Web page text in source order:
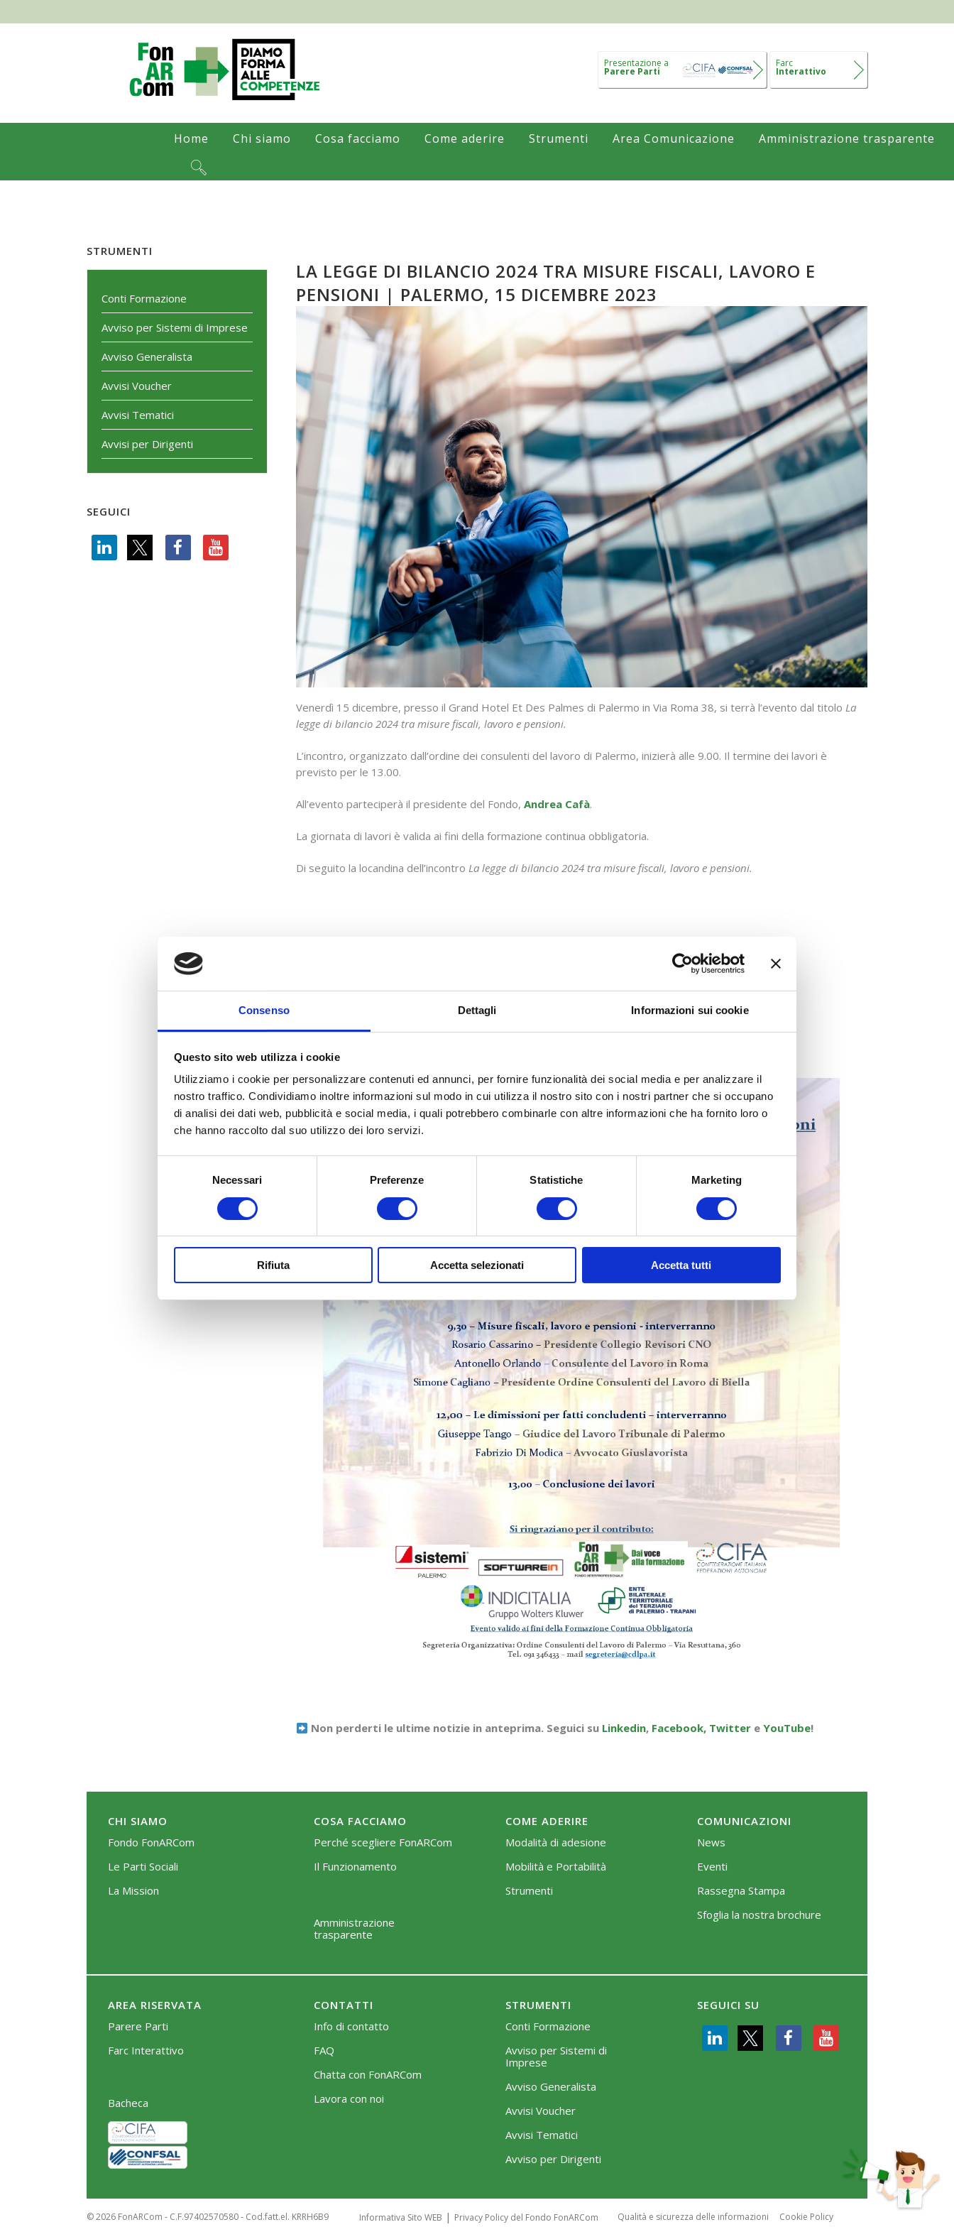
Consenso Dettagli Informazioni sui cookie
Questo sito web utilizza i cookie
Utilizziamo i cookie per personalizzare contenuti ed annunci, per fornire funzionalità dei social media e per analizzare il
nostro traffico. Condividiamo inoltre informazioni sul modo in cui utilizza il nostro sito con i nostri partner che si occupano
di analisi dei dati web, pubblicità e social media, i quali potrebbero combinarle con altre informazioni che ha fornito loro o
che hanno raccolto dal suo utilizzo dei loro servizi.
Necessari Preferenze Statistiche Marketing
Rifiuta Accetta selezionati Accetta tutti
Presentazione a
Parere Parti
Farc
Interattivo
Home Chi siamo Cosa facciamo Come aderire Strumenti Area Comunicazione Amministrazione trasparente
STRUMENTI
Conti Formazione
Avviso per Sistemi di Imprese
Avviso Generalista
Avvisi Voucher
Avvisi Tematici
Avvisi per Dirigenti
SEGUICI
LA LEGGE DI BILANCIO 2024 TRA MISURE FISCALI, LAVORO E
PENSIONI | PALERMO, 15 DICEMBRE 2023
Venerdì 15 dicembre, presso il Grand Hotel Et Des Palmes di Palermo in Via Roma 38, si terrà l’evento dal titolo La
legge di bilancio 2024 tra misure fiscali, lavoro e pensioni.
L’incontro, organizzato dall’ordine dei consulenti del lavoro di Palermo, inizierà alle 9.00. Il termine dei lavori è
previsto per le 13.00.
All’evento parteciperà il presidente del Fondo, Andrea Cafà.
La giornata di lavori è valida ai fini della formazione continua obbligatoria.
Di seguito la locandina dell’incontro La legge di bilancio 2024 tra misure fiscali, lavoro e pensioni.
Non perderti le ultime notizie in anteprima. Seguici su Linkedin, Facebook, Twitter eYouTube!
CHI SIAMO
Fondo FonARCom
Le Parti Sociali
La Mission
COSA FACCIAMO
Perché scegliere FonARCom
Il Funzionamento
Amministrazione
trasparente
COME ADERIRE
Modalità di adesione
Mobilità e Portabilità
Strumenti
COMUNICAZIONI
News
Eventi
Rassegna Stampa
Sfoglia la nostra brochure
AREA RISERVATA
Parere Parti
Farc Interattivo
Bacheca
CONTATTI
Info di contatto
FAQ
Chatta con FonARCom
Lavora con noi
STRUMENTI
Conti Formazione
Avviso per Sistemi di
Imprese
Avviso Generalista
Avvisi Voucher
Avvisi Tematici
Avviso per Dirigenti
SEGUICI SU
© 2026 FonARCom - C.F.97402570580 - Cod.fatt.el. KRRH6B9 Informativa Sito WEB | Privacy Policy del Fondo FonARCom Qualità e sicurezza delle informazioni Cookie Policy